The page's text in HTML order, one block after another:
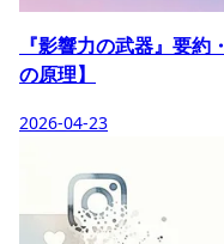
『影響力の武器』要
の原理】
2026-04-23